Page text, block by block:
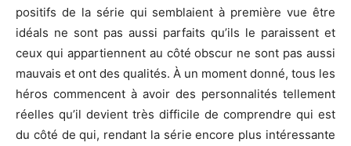
positifs de la série qui semblaient à première vue être
idéals ne sont pas aussi parfaits qu’ils le paraissent et
ceux qui appartiennent au côté obscur ne sont pas aussi
mauvais et ont des qualités. À un moment donné, tous les
héros commencent à avoir des personnalités tellement
réelles qu’il devient très difficile de comprendre qui est
du côté de qui, rendant la série encore plus intéressante